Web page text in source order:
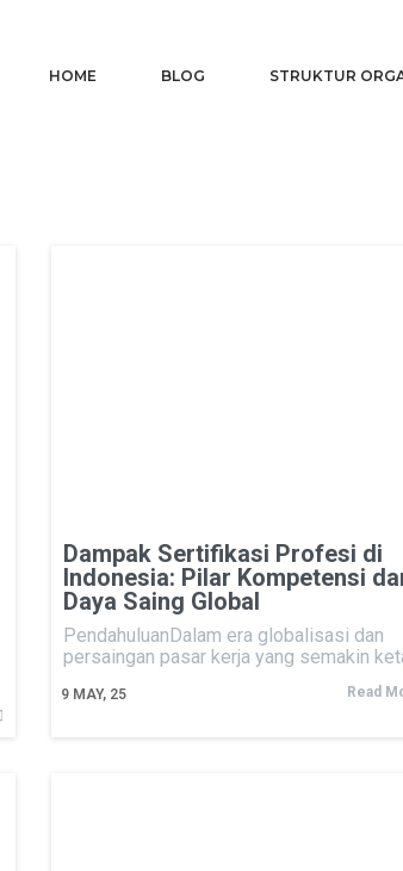
HOME BLOG STRUKTUR
Dampak Sertifikasi Profesi di
Indonesia: Pilar Kompetensi
Daya Saing Global
9 MAY, 25
PendahuluanDalam era globalisasi dan
persaingan pasar kerja yang semakin
Read